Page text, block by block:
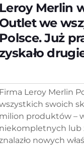
Leroy Merlin
Outlet we
Polsce. Już
Firma Leroy Merlin
swoich
milion produktów –
niekompletnych lub
nowych